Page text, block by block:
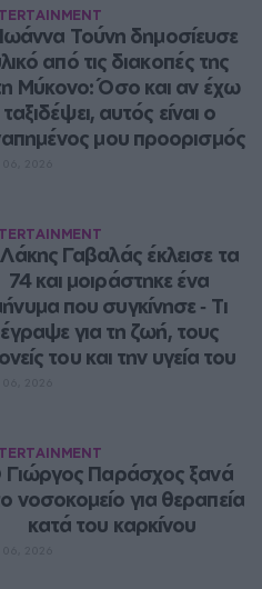
Τούνη δημοσίευσε
από τις διακοπές της
Μύκονο: Όσο και αν έχω
ταξιδέψει, αυτός είναι ο
μου προορισμός
Γαβαλάς έκλεισε τα
74 και μοιράστηκε ένα
που συγκίνησε ‑ Τι
έγραψε για τη ζωή, τους
του και την υγεία του
Γιώργος Παράσχος ξανά
νοσοκομείο για θεραπεία
κατά του καρκίνου